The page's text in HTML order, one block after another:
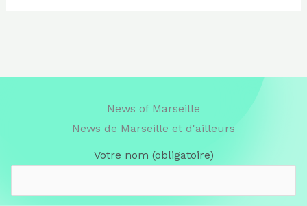
News of Marseille
News de Marseille et d'ailleurs
Votre nom (obligatoire)